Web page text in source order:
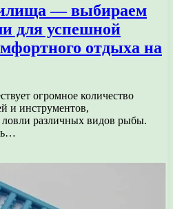
— выбираем
для успешной
отдыха на
огромное количество
и инструментов,
ловли различных видов рыбы.